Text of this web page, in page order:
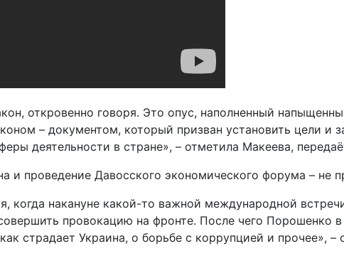
откровенно говоря. Это опус, наполненный
– документом, который призван установить цели и
деятельности в стране», – отметила Макеева,
и проведение Давосского экономического форума – не
когда накануне какой-то важной международной
провокацию на фронте. После чего Порошенко
страдает Украина, о борьбе с коррупцией и прочее», –